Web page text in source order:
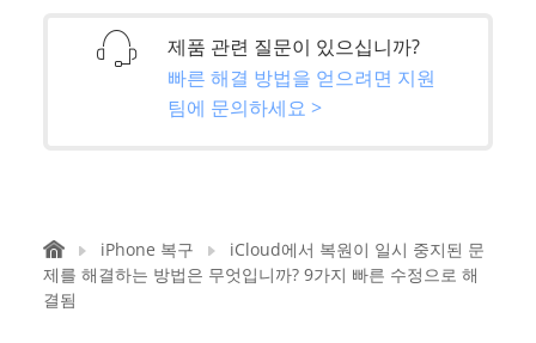
제품 관련 질문이 있으십니까?
빠른 해결 방법을 얻으려면 지원
팀에 문의하세요 >
iPhone 복구
iCloud에서 복원이 일시 중지된 문
제를 해결하는 방법은 무엇입니까? 9가지 빠른 수정으로 해
결됨